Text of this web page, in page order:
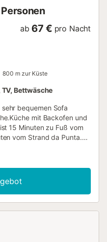
ab 67 € pro Nacht
800 m zur Küste
Bettwäsche
bequemen Sofa
mit Backofen und
15 Minuten zu Fuß vom
vom Strand da Punta.
einem schönen
zu Fuß entfernt.Der
Berg der
ist sehr zu
zwei Personen....